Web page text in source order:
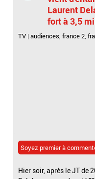
Laurent
fort à 3,5
TV |audiences,france 2,
Soyez premier à
Hier soir, après le JT de